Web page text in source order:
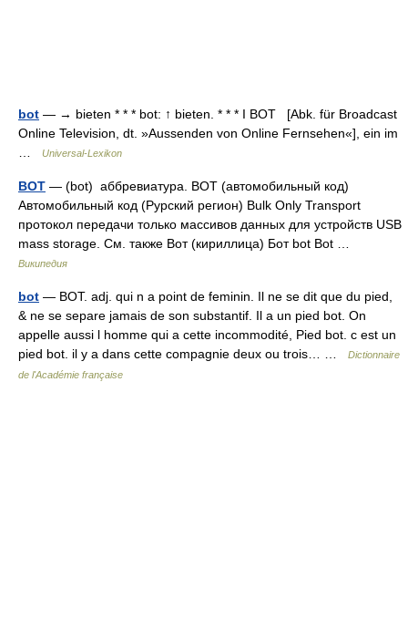
bot — → bieten * * * bot: ↑ bieten. * * * I BOT [Abk. für Broadcast
Online Television, dt. »Aussenden von Online Fernsehen«], ein im
Universal-Lexikon
BOT — (bot) аббревиатура. BOT (автомобильный код)
Автомобильный код (Рурский регион) Bulk Only Transport
протокол передачи только массивов данных для устройств USB
mass storage. См. также Вот (кириллица) Бот bot Bot …
Википедия
bot — BOT. adj. qui n a point de feminin. Il ne se dit que du pied,
& ne se separe jamais de son substantif. Il a un pied bot. On
appelle aussi l homme qui a cette incommodité, Pied bot. c est un
pied bot. il y a dans cette compagnie deux ou trois… …
Dictionnaire
de l'Académie française